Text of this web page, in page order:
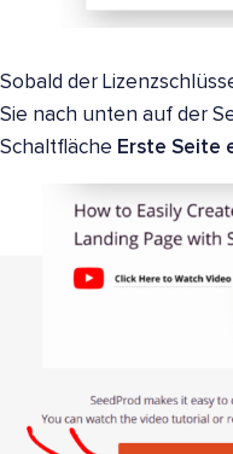
Sobald der
Sie nach unten auf der
Schaltfläche Erste Seite